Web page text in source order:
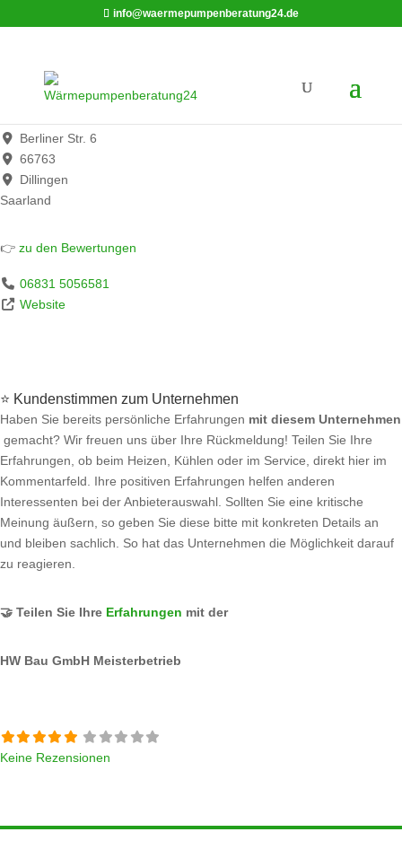
info@waermepumpenberatung24.de
HW Bau GmbH Meisterbetrieb
Werbung*
Berliner Str. 6
66763
Dillingen
Saarland
👉 zu den Bewertungen
06831 5056581
Website
⭐ Kundenstimmen zum Unternehmen
Haben Sie bereits persönliche Erfahrungen mit diesem Unternehmen
gemacht? Wir freuen uns über Ihre Rückmeldung! Teilen Sie Ihre
Erfahrungen, ob beim Heizen, Kühlen oder im Service, direkt hier im
Kommentarfeld. Ihre positiven Erfahrungen helfen anderen
Interessenten bei der Anbieterauswahl. Sollten Sie eine kritische
Meinung äußern, so geben Sie diese bitte mit konkreten Details an
und bleiben sachlich. So hat das Unternehmen die Möglichkeit darauf
zu reagieren.
🤝 Teilen Sie Ihre Erfahrungen mit der
HW Bau GmbH Meisterbetrieb
Keine Rezensionen